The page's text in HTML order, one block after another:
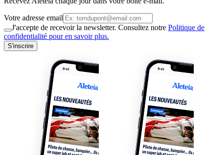
Votre adresse email
J'accepte de recevoir la newsletter. Consultez notre Politique de
confidentialité pour en savoir plus.
S'inscrire